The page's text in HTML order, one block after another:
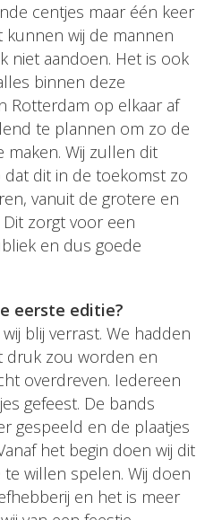
centjes maar één keer
kunnen wij de mannen
niet aandoen. Het is ook
binnen deze
Rotterdam op elkaar af
te plannen om zo de
maken. Wij zullen dit
dit in de toekomst zo
vanuit de grotere en
zorgt voor een
en dus goede
eerste editie?
blij verrast. We hadden
druk zou worden en
overdreven. Iedereen
gefeest. De bands
gespeeld en de plaatjes
het begin doen wij dit
willen spelen. Wij doen
en het is meer